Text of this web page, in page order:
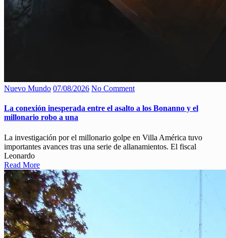
Nuevo Mundo 07/08/2026 No Comment
La conexión inesperada entre el asalto a los Bonanno y el
millonario robo a una
La investigación por el millonario golpe en Villa América tuvo
importantes avances tras una serie de allanamientos. El fiscal
Leonardo
Read More